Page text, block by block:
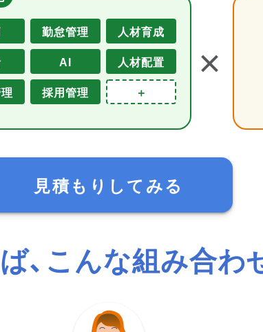
勤怠管理
人材育成
AI
人材配置
採用管理 ＋ ＋
見積もりしてみる
、こんな組み合わ